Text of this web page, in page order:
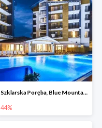
Szklarska Poręba, Blue Mountain Resort -44%
44%